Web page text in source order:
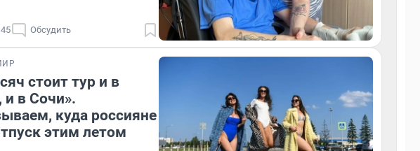
Обсудить
стоит тур и в
в Сочи».
куда россияне
этим летом